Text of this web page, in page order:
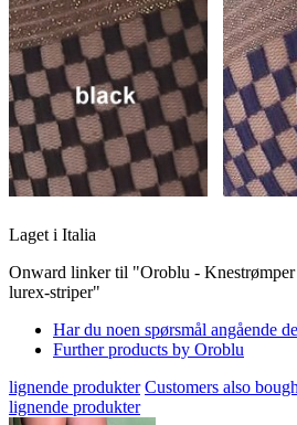
Laget i Italia
Onward linker til "Oroblu -
lurex-striper"
Har du noen spørsmål angående
Further products by Oroblu
lignende produkter Customers also
lignende produkter